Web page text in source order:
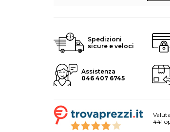
Spedizioni
sicure e veloci
Assistenza
046 407 6745
441